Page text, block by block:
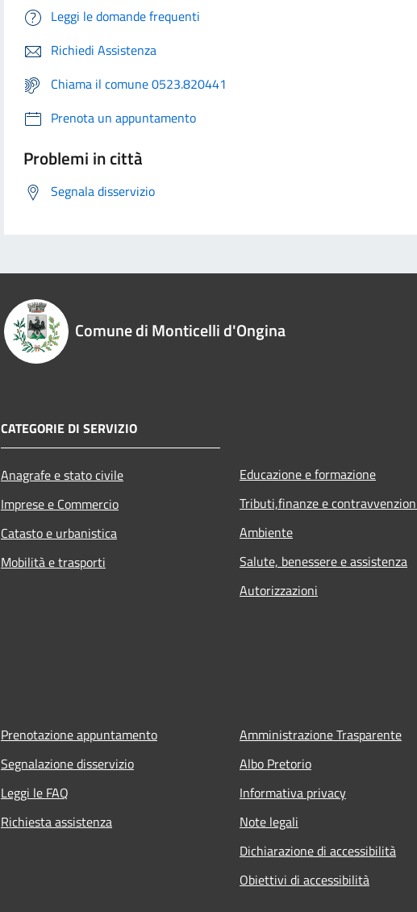
Leggi le domande frequenti
Richiedi Assistenza
Chiama il comune 0523.820441
Prenota un appuntamento
Problemi in città
Segnala disservizio
Comune di Monticelli d'Ongina
CATEGORIE DI SERVIZIO
Anagrafe e stato civile
Imprese e Commercio
Catasto e urbanistica
Mobilità e trasporti
Educazione e formazione
Tributi,finanze e
Ambiente
Salute, benessere e assistenza
Autorizzazioni
Prenotazione appuntamento
Segnalazione disservizio
Leggi le FAQ
Richiesta assistenza
Amministrazione Trasparente
Albo Pretorio
Informativa privacy
Note legali
Dichiarazione di accessibilità
Obiettivi di accessibilità